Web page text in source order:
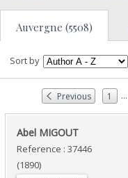
Auvergne (5508)
Sort by
Previous 1 ...
‎Abel MIGOUT‎
Reference : 37446
(1890)